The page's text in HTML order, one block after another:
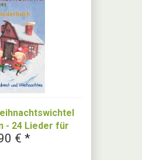
- 24 Lieder für
- Das
€ *